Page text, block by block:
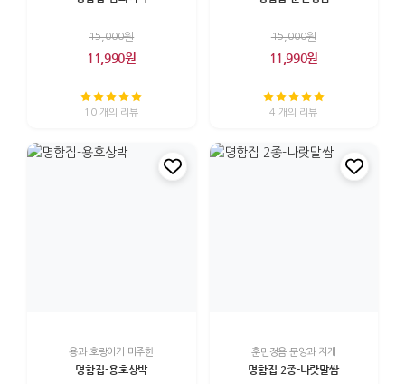
15,000원
11,990원
10 개의 리뷰
15,000원
11,990원
4 개의 리뷰
용과 호랑이가 마주한
명함집-용호상박
훈민정음 문양과 자개
명함집 2종-나랏말쌈